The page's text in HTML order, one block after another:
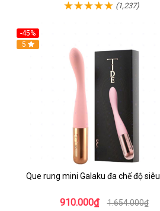
(1,237)
-45%
Hot
5
Que rung mini Galaku đa chế độ
910.000₫ 1.654.000₫